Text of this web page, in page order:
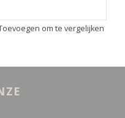
om te vergelijken